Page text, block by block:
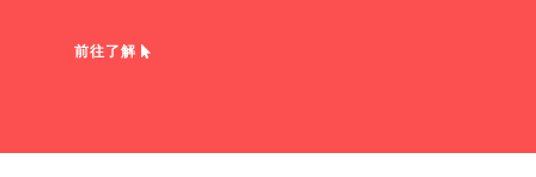
前往了解